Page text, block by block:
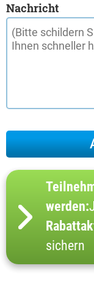
Nachricht
werden:
sichern